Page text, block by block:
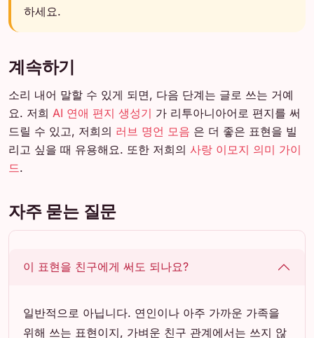
하세요.
계속하기
소리 내어 말할 수 있게 되면, 다음 단계는 글로 쓰는 거예
요. 저희 AI 연애 편지 생성기 가 리투아니아어로 편지를 써
드릴 수 있고, 저희의 러브 명언 모음 은 더 좋은 표현을 빌
리고 싶을 때 유용해요. 또한 저희의 사랑 이모지 의미 가이
드.
자주 묻는 질문
이 표현을 친구에게 써도 되나요?
일반적으로 아닙니다. 연인이나 아주 가까운 가족을
위해 쓰는 표현이지, 가벼운 친구 관계에서는 쓰지 않